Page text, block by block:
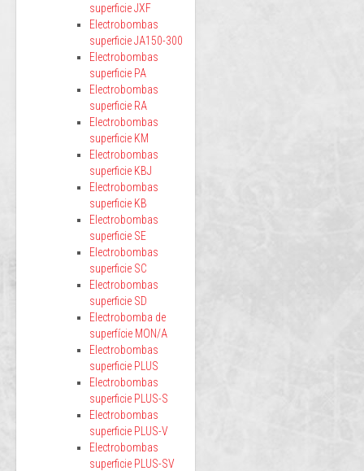
superficie JXF
Electrobombas
superficie JA150-300
Electrobombas
superficie PA
Electrobombas
superficie RA
Electrobombas
superficie KM
Electrobombas
superficie KBJ
Electrobombas
superficie KB
Electrobombas
superficie SE
Electrobombas
superficie SC
Electrobombas
superficie SD
Electrobomba de
superfície MON/A
Electrobombas
superficie PLUS
Electrobombas
superficie PLUS-S
Electrobombas
superficie PLUS-V
Electrobombas
superficie PLUS-SV